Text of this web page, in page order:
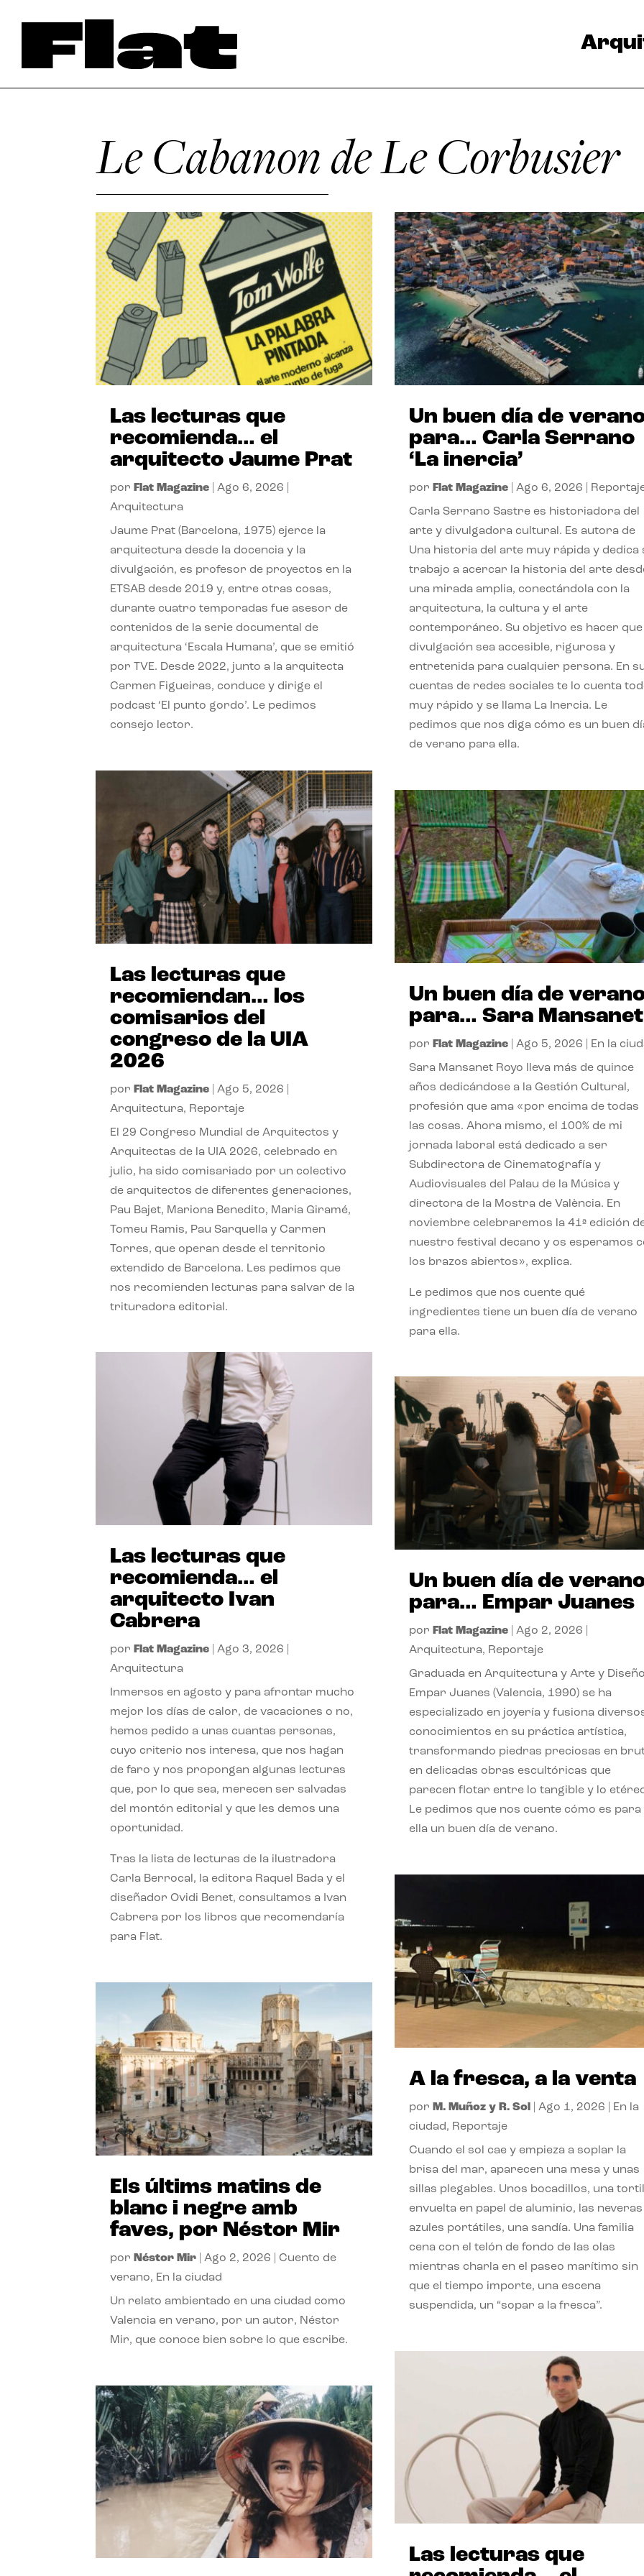
Le Cabanon de Le Corbusier
Las lecturas que
recomienda… el
arquitecto Jaume Prat
por Flat Magazine |Ago 6, 2026
Arquitectura
Jaume Prat (Barcelona, 1975) ejerce la
arquitectura desde la docencia y la
divulgación, es profesor de proyectos en la
ETSAB desde 2019 y, entre otras cosas,
durante cuatro temporadas fue asesor de
contenidos de la serie documental de
arquitectura ‘Escala Humana’, que se emitió
por TVE. Desde 2022, junto a la arquitecta
Carmen Figueiras, conduce y dirige el
podcast ‘El punto gordo’. Le pedimos
consejo lector.
Las lecturas que
recomiendan… los
comisarios del
congreso de la UIA
2026
por Flat Magazine |Ago 5, 2026
Arquitectura, Reportaje
El 29 Congreso Mundial de Arquitectos y
Arquitectas de la UIA 2026, celebrado en
julio, ha sido comisariado por un colectivo
de arquitectos de diferentes generaciones,
Pau Bajet, Mariona Benedito, Maria Giramé,
Tomeu Ramis, Pau Sarquella y Carmen
Torres, que operan desde el territorio
extendido de Barcelona. Les pedimos que
nos recomienden lecturas para salvar de la
trituradora editorial.
Las lecturas que
recomienda… el
arquitecto Ivan
Cabrera
por Flat Magazine |Ago 3, 2026
Arquitectura
Inmersos en agosto y para afrontar mucho
mejor los días de calor, de vacaciones o no,
hemos pedido a unas cuantas personas,
cuyo criterio nos interesa, que nos hagan
de faro y nos propongan algunas lecturas
que, por lo que sea, merecen ser salvadas
del montón editorial y que les demos una
oportunidad.
Tras la lista de lecturas de la ilustradora
Carla Berrocal, la editora Raquel Bada y el
diseñador Ovidi Benet, consultamos a Ivan
Cabrera por los libros que recomendaría
para Flat.
Els últims matins de
blanc i negre amb
faves, por Néstor Mir
por Néstor Mir |Ago 2, 2026 |Cuento de
verano, En la ciudad
Un relato ambientado en una ciudad como
Valencia en verano, por un autor, Néstor
Mir, que conoce bien sobre lo que escribe.
Un buen día de
para… Carla Serrano
‘La inercia’
por Flat Magazine| Ago 6, 2026
Carla Serrano Sastre es historiadora del
arte y divulgadora cultural. Es autora de
Una historia del arte muy rápida y dedica
trabajo a acercar la historia del arte
una mirada amplia, conectándola con la
arquitectura, la cultura y el arte
contemporáneo. Su objetivo es hacer que
divulgación sea accesible, rigurosa y
entretenida para cualquier persona. En
cuentas de redes sociales te lo cuenta
muy rápido y se llama La Inercia. Le
pedimos que nos diga cómo es un buen
de verano para ella.
Un buen día de
para… Sara Mansanet
por Flat Magazine| Ago 5, 2026 En la
Sara Mansanet Royo lleva más de quince
años dedicándose a la Gestión Cultural,
profesión que ama «por encima de todas
las cosas. Ahora mismo, el 100% de mi
jornada laboral está dedicado a ser
Subdirectora de Cinematografía y
Audiovisuales del Palau de la Música y
directora de la Mostra de València. En
noviembre celebraremos la 41ª edición
nuestro festival decano y os esperamos
los brazos abiertos», explica.
Le pedimos que nos cuente qué
ingredientes tiene un buen día de verano
para ella.
Un buen día de
para… Empar Juanes
por Flat Magazine| Ago 2, 2026
Arquitectura, Reportaje
Graduada en Arquitectura y Arte y
Empar Juanes (Valencia, 1990) se ha
especializado en joyería y fusiona
conocimientos en su práctica artística,
transformando piedras preciosas en
en delicadas obras escultóricas que
parecen flotar entre lo tangible y lo
Le pedimos que nos cuente cómo es para
ella un buen día de verano.
A la fresca, a la venta
por M. Muñoz y R. Sol Ago 1, 2026
En la
ciudad, Reportaje
Cuando el sol cae y empieza a soplar la
brisa del mar, aparecen una mesa y unas
sillas plegables. Unos bocadillos, una
envuelta en papel de aluminio, las neveras
azules portátiles, una sandía. Una familia
cena con el telón de fondo de las olas
mientras charla en el paseo marítimo sin
que el tiempo importe, una escena
suspendida, un “sopar a la fresca”.
Las lecturas que